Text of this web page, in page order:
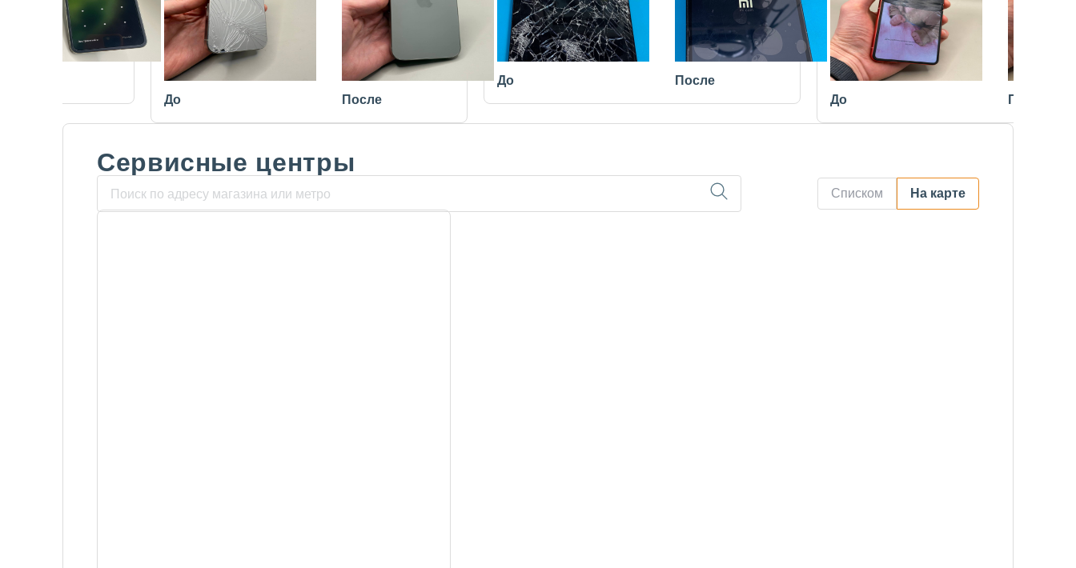
До После
До После
До После
Сервисные центры
Списком На карте